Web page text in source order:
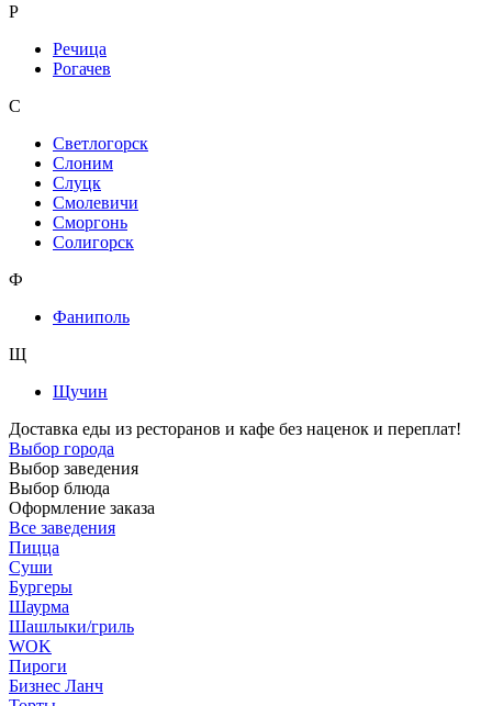
Р
Речица
Рогачев
С
Светлогорск
Слоним
Слуцк
Смолевичи
Сморгонь
Солигорск
Ф
Фаниполь
Щ
Щучин
Доставка еды из ресторанов и кафе без наценок и переплат!
Выбор города
Выбор заведения
Выбор блюда
Оформление заказа
Все заведения
Пицца
Суши
Бургеры
Шаурма
Шашлыки/гриль
WOK
Пироги
Бизнес Ланч